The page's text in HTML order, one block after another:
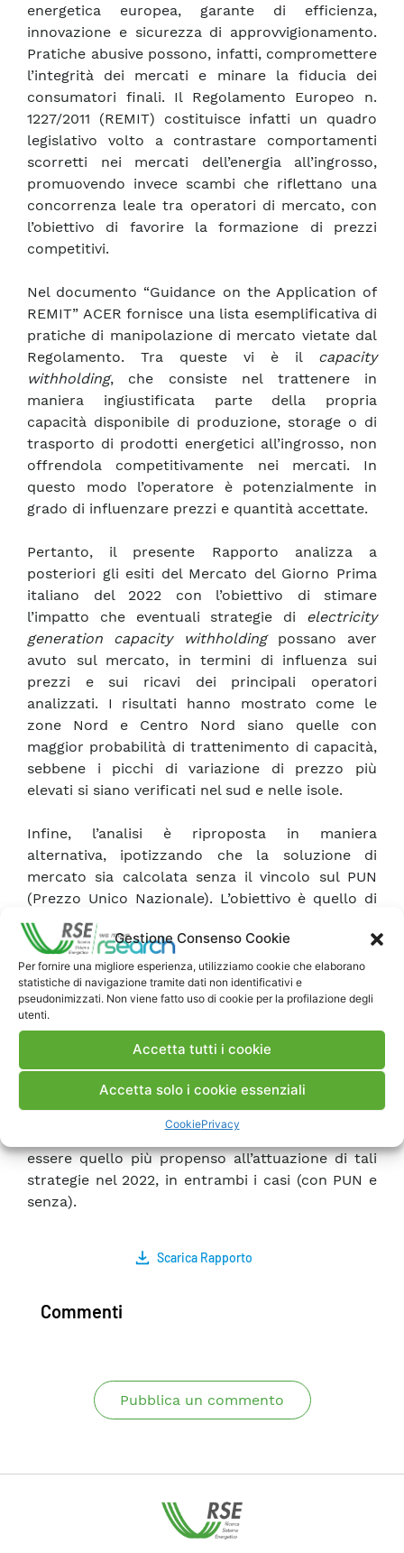
Gestione Consenso Cookie
Per fornire una migliore esperienza, utilizziamo cookie che elaborano
statistiche di navigazione tramite dati non identificativi e
pseudonimizzati. Non viene fatto uso di cookie per la profilazione degli
utenti.
Accetta tutti i cookie
Accetta solo i cookie essenziali
CookiePrivacy
energetica europea, garante di efficienza,
innovazione e sicurezza di approvvigionamento.
Pratiche abusive possono, infatti, compromettere
l’integrità dei mercati e minare la fiducia dei
consumatori finali. Il Regolamento Europeo n.
1227/2011 (REMIT) costituisce infatti un quadro
legislativo volto a contrastare comportamenti
scorretti nei mercati dell’energia all’ingrosso,
promuovendo invece scambi che riflettano una
concorrenza leale tra operatori di mercato, con
l’obiettivo di favorire la formazione di prezzi
competitivi.
Nel documento “Guidance on the Application of
REMIT” ACER fornisce una lista esemplificativa di
pratiche di manipolazione di mercato vietate dal
Regolamento. Tra queste vi è il capacity
withholding, che consiste nel trattenere in
maniera ingiustificata parte della propria
capacità disponibile di produzione, storage o di
trasporto di prodotti energetici all’ingrosso, non
offrendola competitivamente nei mercati. In
questo modo l’operatore è potenzialmente in
grado di influenzare prezzi e quantità accettate.
Pertanto, il presente Rapporto analizza a
posteriori gli esiti del Mercato del Giorno Prima
italiano del 2022 con l’obiettivo di stimare
l’impatto che eventuali strategie di electricity
generation capacity withholdingpossano aver
avuto sul mercato, in termini di influenza sui
prezzi e sui ricavi dei principali operatori
analizzati. I risultati hanno mostrato come le
zone Nord e Centro Nord siano quelle con
maggior probabilità di trattenimento di capacità,
sebbene i picchi di variazione di prezzo più
elevati si siano verificati nel sud e nelle isole.
Infine, l’analisi è riproposta in maniera
alternativa, ipotizzando che la soluzione di
mercato sia calcolata senza il vincolo sul PUN
(Prezzo Unico Nazionale). L’obiettivo è quello di
verificare se il superamento del PUN previsto per
il 2025 impatti differentemente sulla convenienza
economica derivante da pratiche di
trattenimento della capacità. Il passaggio ad una
simulazione senza PUN ha comportato, in tutti
gli scenari, una riduzione nel numero di ore
dell’anno influenzate negativamente da tali
strategie di manipolazione e, dunque, da una
conseguente contrazione del vantaggio
economico ottenibile dagli operatori, ad
essere quello più propenso all’attuazione di tali
strategie nel 2022, in entrambi i casi (con PUN e
senza).
Scarica Rapporto
Commenti
Pubblica un commento